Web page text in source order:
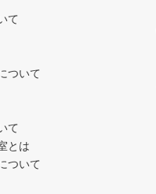
て
ついて
て
とは
ついて